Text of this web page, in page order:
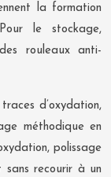
la formation
le stockage,
rouleaux anti-
d’oxydation,
méthodique en
polissage
recourir à un